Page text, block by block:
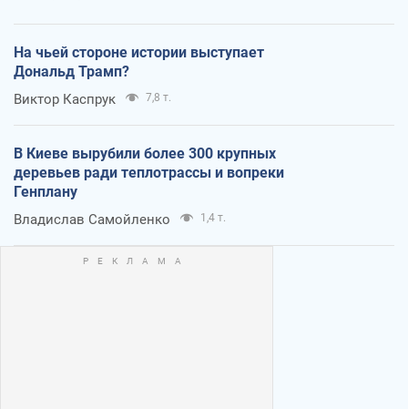
На чьей стороне истории выступает
Дональд Трамп?
Виктор Каспрук 7,8 т.
В Киеве вырубили более 300 крупных
деревьев ради теплотрассы и вопреки
Генплану
Владислав Самойленко 1,4 т.